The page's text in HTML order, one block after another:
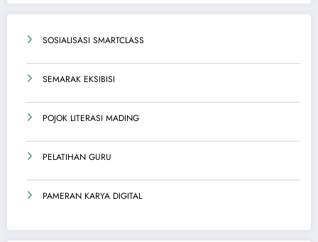
SOSIALISASI SMARTCLASS
SEMARAK EKSIBISI
POJOK LITERASI MADING
PELATIHAN GURU
PAMERAN KARYA DIGITAL